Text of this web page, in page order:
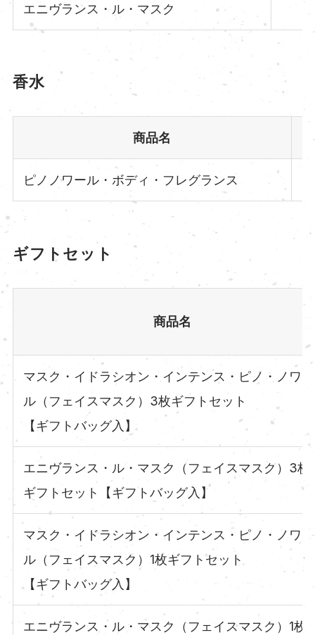
エニヴランス・ル・マスク
香水
商品名
ピノノワール・ボディ・フレグランス
ギフトセット
商品名
マスク・イドラシオン・インテンス・ピノ・ノワー
ル（フェイスマスク）3枚ギフトセット
【ギフトバッグ入】
エニヴランス・ル・マスク（フェイスマスク）3枚
ギフトセット【ギフトバッグ入】
マスク・イドラシオン・インテンス・ピノ・ノワー
ル（フェイスマスク）1枚ギフトセット
【ギフトバッグ入】
エニヴランス・ル・マスク（フェイスマスク）1枚